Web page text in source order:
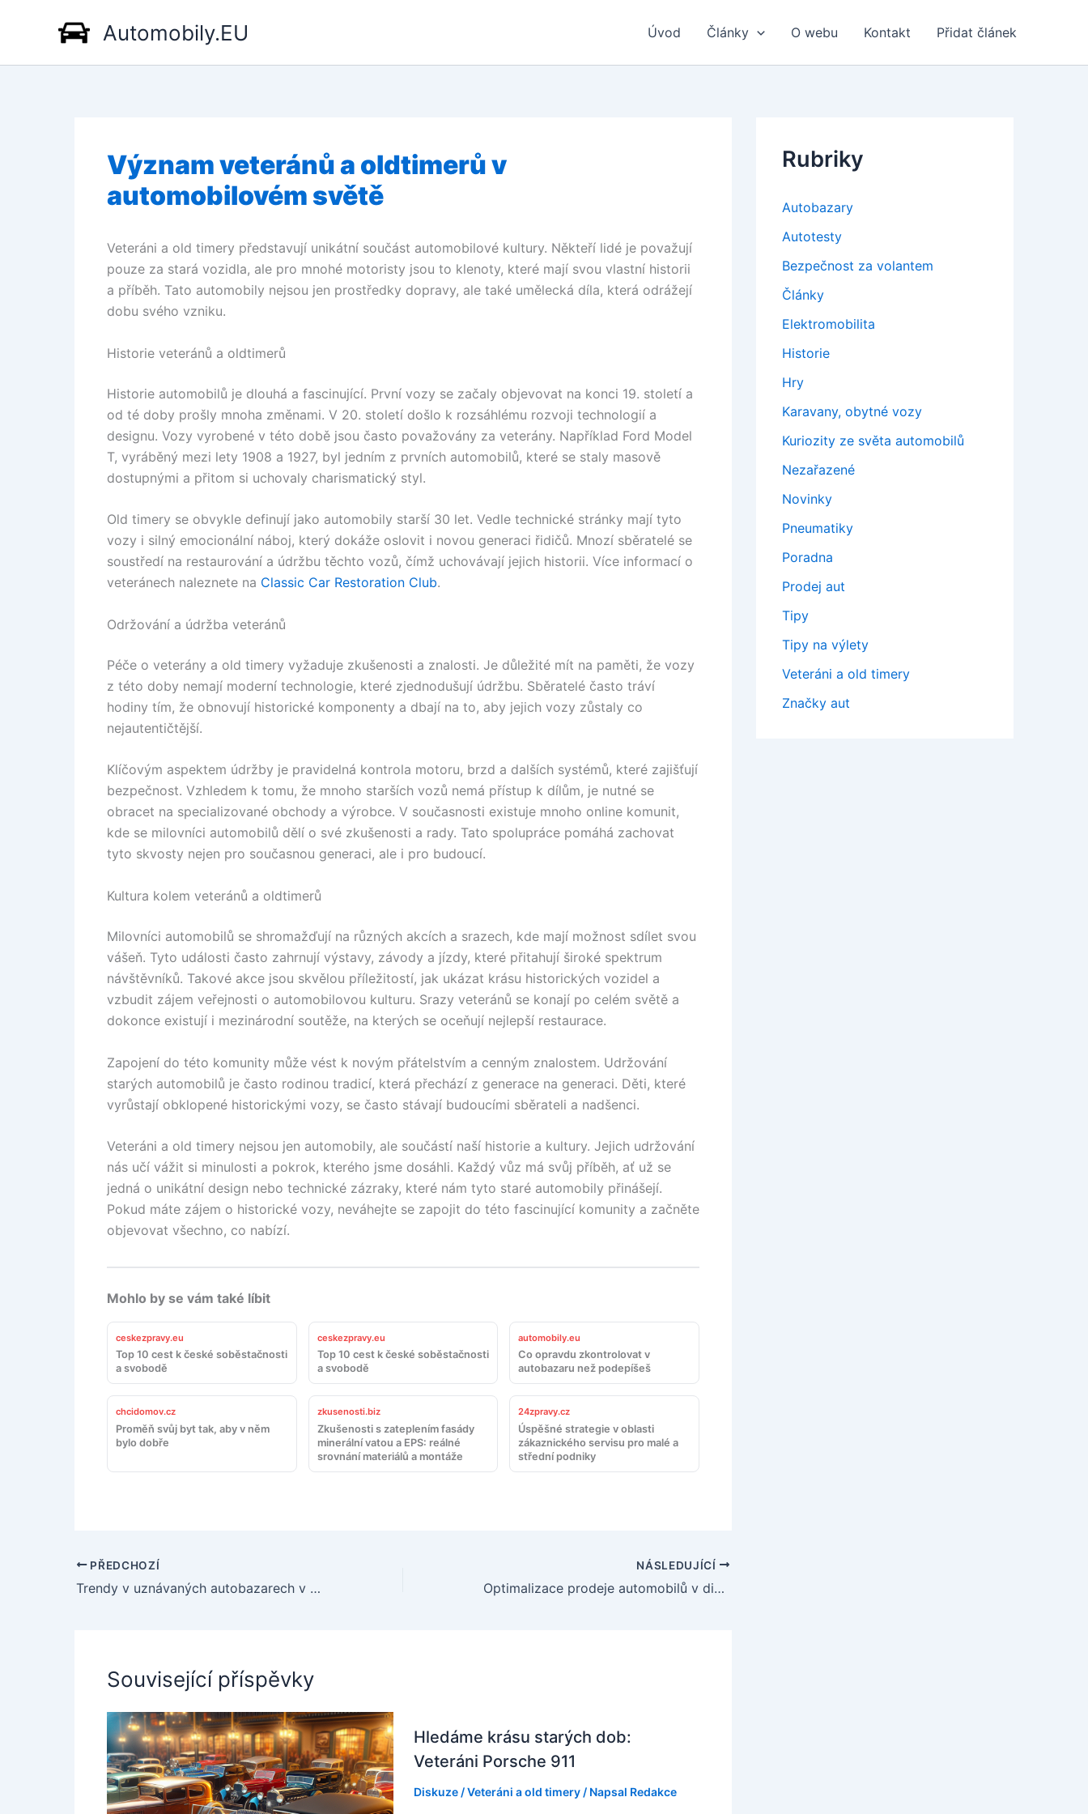
Automobily.EU Úvod Články O webu Kontakt Přidat článek
Význam veteránů a oldtimerů v
automobilovém světě
Veteráni a old timery představují unikátní součást automobilové kultury. Někteří lidé je považují
pouze za stará vozidla, ale pro mnohé motoristy jsou to klenoty, které mají svou vlastní historii
a příběh. Tato automobily nejsou jen prostředky dopravy, ale také umělecká díla, která odrážejí
dobu svého vzniku.
Historie veteránů a oldtimerů
Historie automobilů je dlouhá a fascinující. První vozy se začaly objevovat na konci 19. století a
od té doby prošly mnoha změnami. V 20. století došlo k rozsáhlému rozvoji technologií a
designu. Vozy vyrobené v této době jsou často považovány za veterány. Například Ford Model
T, vyráběný mezi lety 1908 a 1927, byl jedním z prvních automobilů, které se staly masově
dostupnými a přitom si uchovaly charismatický styl.
Old timery se obvykle definují jako automobily starší 30 let. Vedle technické stránky mají tyto
vozy i silný emocionální náboj, který dokáže oslovit i novou generaci řidičů. Mnozí sběratelé se
soustředí na restaurování a údržbu těchto vozů, čímž uchovávají jejich historii. Více informací o
veteránech naleznete na Classic Car Restoration Club.
Održování a údržba veteránů
Péče o veterány a old timery vyžaduje zkušenosti a znalosti. Je důležité mít na paměti, že vozy
z této doby nemají moderní technologie, které zjednodušují údržbu. Sběratelé často tráví
hodiny tím, že obnovují historické komponenty a dbají na to, aby jejich vozy zůstaly co
nejautentičtější.
Klíčovým aspektem údržby je pravidelná kontrola motoru, brzd a dalších systémů, které zajišťují
bezpečnost. Vzhledem k tomu, že mnoho starších vozů nemá přístup k dílům, je nutné se
obracet na specializované obchody a výrobce. V současnosti existuje mnoho online komunit,
kde se milovníci automobilů dělí o své zkušenosti a rady. Tato spolupráce pomáhá zachovat
tyto skvosty nejen pro současnou generaci, ale i pro budoucí.
Kultura kolem veteránů a oldtimerů
Milovníci automobilů se shromažďují na různých akcích a srazech, kde mají možnost sdílet svou
vášeň. Tyto události často zahrnují výstavy, závody a jízdy, které přitahují široké spektrum
návštěvníků. Takové akce jsou skvělou příležitostí, jak ukázat krásu historických vozidel a
vzbudit zájem veřejnosti o automobilovou kulturu. Srazy veteránů se konají po celém světě a
dokonce existují i mezinárodní soutěže, na kterých se oceňují nejlepší restaurace.
Zapojení do této komunity může vést k novým přátelstvím a cenným znalostem. Udržování
starých automobilů je často rodinou tradicí, která přechází z generace na generaci. Děti, které
vyrůstají obklopené historickými vozy, se často stávají budoucími sběrateli a nadšenci.
Veteráni a old timery nejsou jen automobily, ale součástí naší historie a kultury. Jejich udržování
nás učí vážit si minulosti a pokrok, kterého jsme dosáhli. Každý vůz má svůj příběh, ať už se
jedná o unikátní design nebo technické zázraky, které nám tyto staré automobily přinášejí.
Pokud máte zájem o historické vozy, neváhejte se zapojit do této fascinující komunity a začněte
objevovat všechno, co nabízí.
Mohlo by se vám také líbit
ceskezpravy.eu
Top 10 cest k české soběstačnosti
a svobodě
ceskezpravy.eu
Top 10 cest k české soběstačnosti
a svobodě
automobily.eu
Co opravdu zkontrolovat v
autobazaru než podepíšeš
chcidomov.cz
Proměň svůj byt tak, aby v něm
bylo dobře
zkusenosti.biz
Zkušenosti s zateplením fasády
minerální vatou a EPS: reálné
srovnání materiálů a montáže
24zpravy.cz
Úspěšné strategie v oblasti
zákaznického servisu pro malé a
střední podniky
PŘEDCHOZÍ
Trendy v uznávaných autobazarech v Česku
NÁSLEDUJÍCÍ
Optimalizace prodeje automobilů v digitálním věku
Související příspěvky
Hledáme krásu starých dob:
Veteráni Porsche 911
Diskuze /Veteráni a old timery/ Napsal Redakce
Rubriky
Autobazary
Autotesty
Bezpečnost za volantem
Články
Elektromobilita
Historie
Hry
Karavany, obytné vozy
Kuriozity ze světa automobilů
Nezařazené
Novinky
Pneumatiky
Poradna
Prodej aut
Tipy
Tipy na výlety
Veteráni a old timery
Značky aut